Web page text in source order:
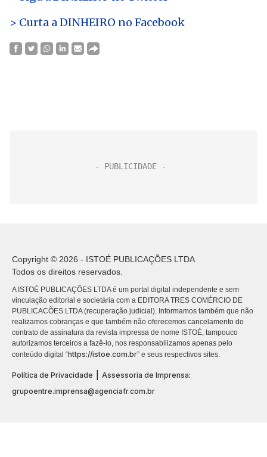
> Curta a DINHEIRO no Facebook
Copyright © 2026 - ISTOÉ PUBLICAÇÕES LTDA
Todos os direitos reservados.
A ISTOÉ PUBLICAÇÕES LTDA é um portal digital independente e sem
vinculação editorial e societária com a EDITORA TRES COMÉRCIO DE
PUBLICACÕES LTDA (recuperação judicial). Informamos também que não
realizamos cobranças e que também não oferecemos cancelamento do
contrato de assinatura da revista impressa de nome ISTOÉ, tampouco
autorizamos terceiros a fazê-lo, nos responsabilizamos apenas pelo
conteúdo digital “https://istoe.com.br” e seus respectivos sites.
Política de Privacidade | Assessoria de Imprensa:
grupoentre.imprensa@agenciafr.com.br